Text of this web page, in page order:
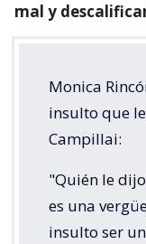
mal y
Monica
insulto que
Campillai:
"Quién le
es una
insulto ser